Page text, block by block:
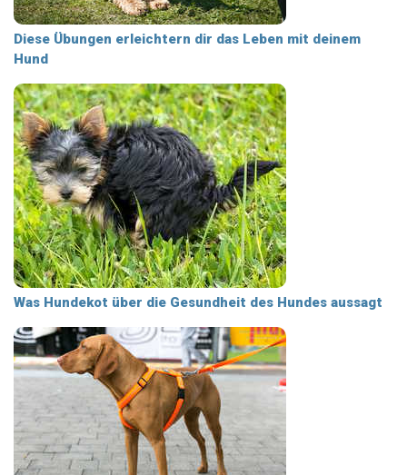
Diese Übungen erleichtern dir das Leben mit deinem
Hund
Was Hundekot über die Gesundheit des Hundes aussagt